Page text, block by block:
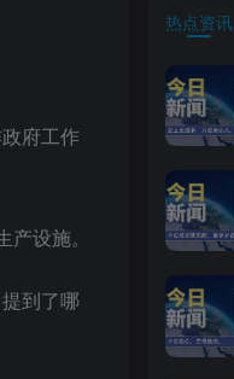
府工作
设施。
到了哪
热点资讯